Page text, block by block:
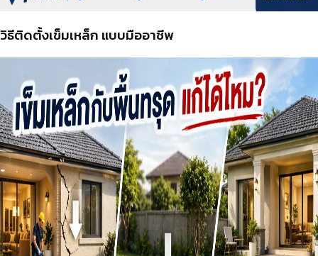
วิธีติดตั้งเข็มเหล็ก แบบมืออาชีพ